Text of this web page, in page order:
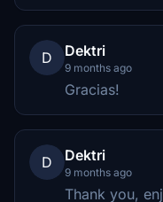
D Dektri
9 months ago
Gracias!
D Dektri
9 months ago
Thank you,